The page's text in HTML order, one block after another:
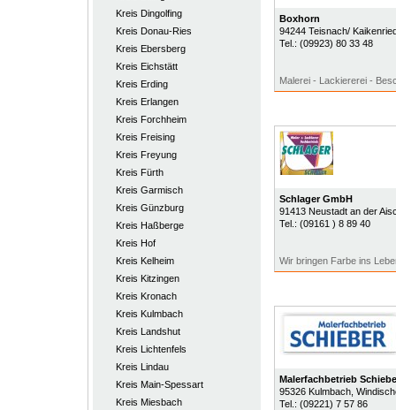
Kreis Dingolfing
Kreis Donau-Ries
Kreis Ebersberg
Kreis Eichstätt
Kreis Erding
Kreis Erlangen
Kreis Forchheim
Kreis Freising
Kreis Freyung
Kreis Fürth
Kreis Garmisch
Kreis Günzburg
Kreis Haßberge
Kreis Hof
Kreis Kelheim
Kreis Kitzingen
Kreis Kronach
Kreis Kulmbach
Kreis Landshut
Kreis Lichtenfels
Kreis Lindau
Kreis Main-Spessart
Kreis Miesbach
Boxhorn
94244 Teisnach/
Tel.: (09923) 80 33 48
Malerei - Lackiererei -
Schlager GmbH
91413 Neustadt an der
Tel.: (09161 ) 8 89 40
Wir bringen Farbe ins
Malerfachbetrieb
95326 Kulmbach,
Tel.: (09221) 7 57 86